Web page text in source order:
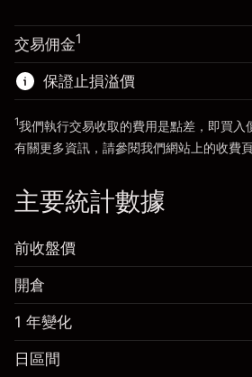
前往平台
來自杠杆的資金 - 美元（大約
前往平台
交易佣金1
保證止損溢價
1我們執行交易收取的費用是點差，即買入
有關更多資訊，請參閱我們網站上的收費
主要統計數據
前收盤價
開倉
1 年變化
日區間